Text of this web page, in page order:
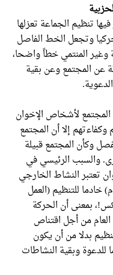
تنظيم الجماعة تعزلها
وتجعل الخط الفاصل
وغير المنتمي خطاً واضحا،
عن المجتمع وعن بقية
المجتمع لأشخاص الإخوان
إلا أن المجتمع
وكأن المجتمع قبيلة
والسبب الرئيسي في
تعتبر النشاط الخارجي
خادما للتنظيم (العمل
بمعنى أن الحركة
من أجل اقتناص
بدلا من أن يكون
للدعوة وبقية النشاطات